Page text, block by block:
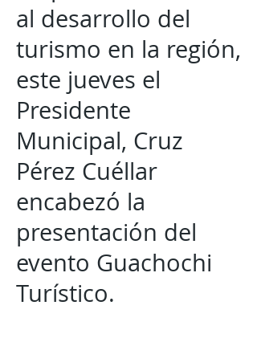
al desarrollo del
turismo en la región,
este jueves el
Presidente
Municipal, Cruz
Pérez Cuéllar
encabezó la
presentación del
evento Guachochi
Turístico.